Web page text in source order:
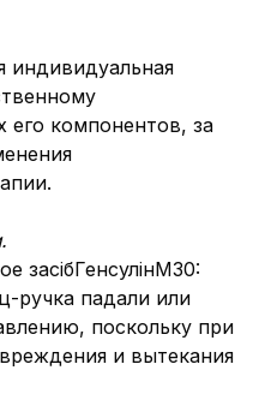
индивидуальная
его компонентов, за
засібГенсулінМ30:
ручка падали или
поскольку при
и вытекания